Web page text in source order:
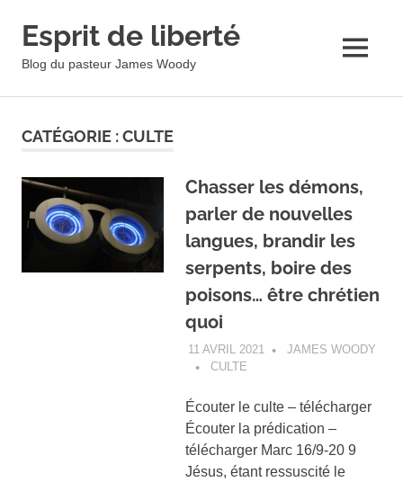
Esprit de liberté
Blog du pasteur James Woody MENU
CATÉGORIE :CULTE
Chasser les démons,
parler de nouvelles
langues, brandir les
serpents, boire des
poisons… être chrétien
quoi
11 AVRIL 2021
JAMES WOODY
CULTE
Écouter le culte – télécharger
Écouter la prédication –
télécharger Marc 16/9-20 9
Jésus, étant ressuscité le